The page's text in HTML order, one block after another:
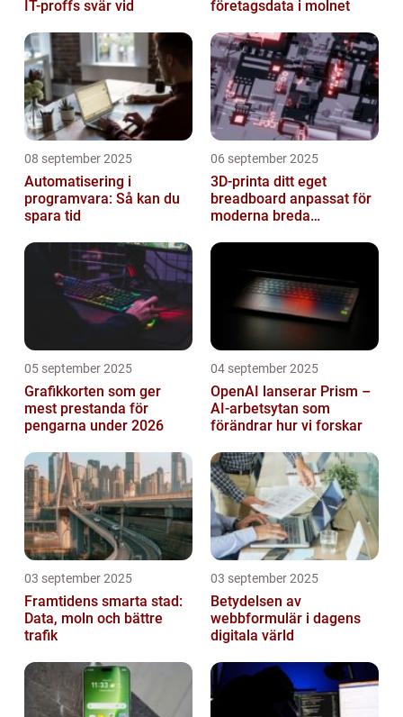
IT-proffs svär vid företagsdata i molnet
08 september 2025
Automatisering i
programvara: Så kan du
spara tid
06 september 2025
3D-printa ditt eget
breadboard anpassat för
moderna breda
05 september 2025
Grafikkorten som ger
mest prestanda för
pengarna under 2026
04 september 2025
OpenAI lanserar Prism –
AI-arbetsytan som
förändrar hur vi forskar
03 september 2025
Framtidens smarta stad:
Data, moln och bättre
trafik
03 september 2025
Betydelsen av
webbformulär i dagens
digitala värld